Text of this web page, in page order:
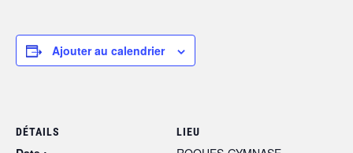
Ajouter au calendrier
DÉTAILS LIEU